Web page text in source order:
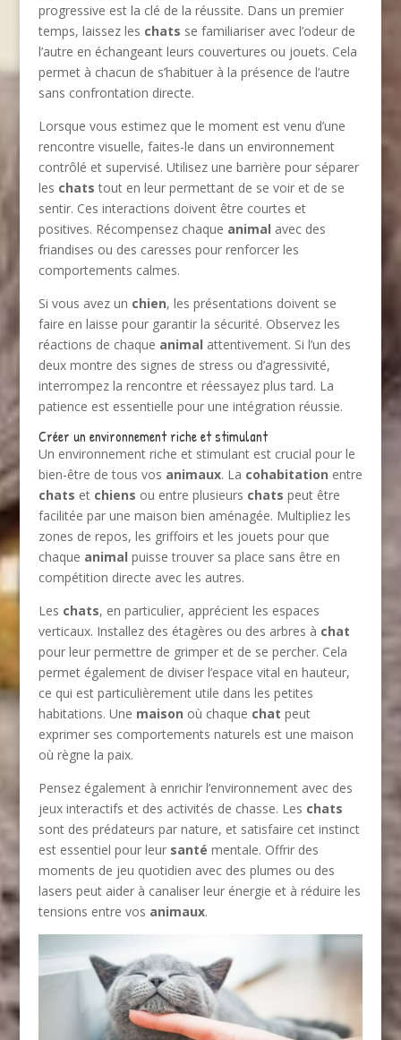
progressive est la clé de la réussite. Dans un premier
temps, laissez les chats se familiariser avec l’odeur de
l’autre en échangeant leurs couvertures ou jouets. Cela
permet à chacun de s’habituer à la présence de l’autre
sans confrontation directe.
Lorsque vous estimez que le moment est venu d’une
rencontre visuelle, faites-le dans un environnement
contrôlé et supervisé. Utilisez une barrière pour séparer
les chats tout en leur permettant de se voir et de se
sentir. Ces interactions doivent être courtes et
positives. Récompensez chaque animal avec des
friandises ou des caresses pour renforcer les
comportements calmes.
Si vous avez un chien, les présentations doivent se
faire en laisse pour garantir la sécurité. Observez les
réactions de chaque animal attentivement. Si l’un des
deux montre des signes de stress ou d’agressivité,
interrompez la rencontre et réessayez plus tard. La
patience est essentielle pour une intégration réussie.
Créer un environnement riche et stimulant
Un environnement riche et stimulant est crucial pour le
bien-être de tous vos animaux. La cohabitation entre
chats et chiens ou entre plusieurs chats peut être
facilitée par une maison bien aménagée. Multipliez les
zones de repos, les griffoirs et les jouets pour que
chaque animal puisse trouver sa place sans être en
compétition directe avec les autres.
Les chats, en particulier, apprécient les espaces
verticaux. Installez des étagères ou des arbres à chat
pour leur permettre de grimper et de se percher. Cela
permet également de diviser l’espace vital en hauteur,
ce qui est particulièrement utile dans les petites
habitations. Une maison où chaque chat peut
exprimer ses comportements naturels est une maison
où règne la paix.
Pensez également à enrichir l’environnement avec des
jeux interactifs et des activités de chasse. Les chats
sont des prédateurs par nature, et satisfaire cet instinct
est essentiel pour leur santé mentale. Offrir des
moments de jeu quotidien avec des plumes ou des
lasers peut aider à canaliser leur énergie et à réduire les
tensions entre vos animaux.